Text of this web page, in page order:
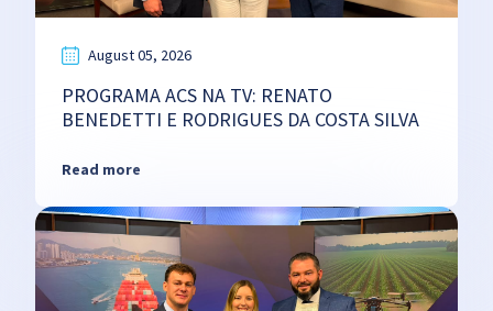
August 05, 2026
PROGRAMA ACS NA TV: RENATO
BENEDETTI E RODRIGUES DA COSTA SILVA
Read more